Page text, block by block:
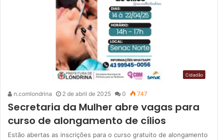
Cidadão
n.comlondrina 2 de abril de 2025 0 747
Secretaria da Mulher abre vagas para
curso de alongamento de cílios
Estão abertas as inscrições para o curso gratuito de alongamento